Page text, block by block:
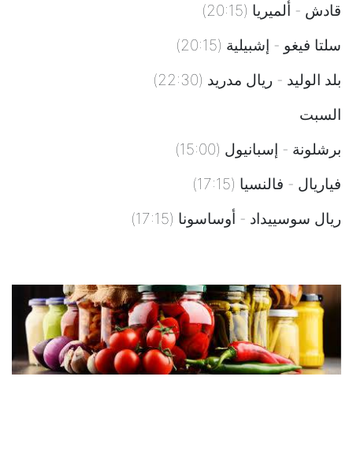
قادش - ألميريا (20:15)
سلتا فيغو - إشبيلية (20:15)
بلد الوليد - ريال مدريد (22:30)
السبت
برشلونة - إسبانيول (15:00)
فياريال - فالنسيا (17:15)
ريال سوسييداد - أوساسونا (17:15)